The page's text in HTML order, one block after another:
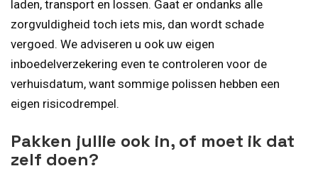
laden, transport en lossen. Gaat er ondanks alle
zorgvuldigheid toch iets mis, dan wordt schade
vergoed. We adviseren u ook uw eigen
inboedelverzekering even te controleren voor de
verhuisdatum, want sommige polissen hebben een
eigen risicodrempel.
Pakken jullie ook in, of moet ik dat
zelf doen?